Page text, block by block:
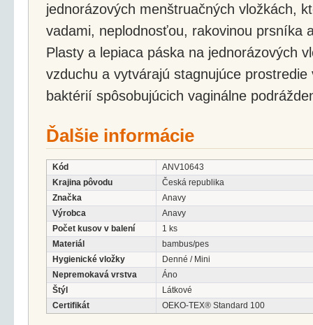
jednorázových menštruačných vložkách,
vadami, neplodnosťou, rakovinou prsníka
Plasty a lepiaca páska na jednorázových
vzduchu a vytvárajú stagnujúce
baktérií spôsobujúcich vaginálne
Ďalšie informácie
Kód
ANV10643
Krajina pôvodu
Česká republika
Značka
Anavy
Výrobca
Anavy
Počet kusov v balení
1 ks
Materiál
bambus/pes
Hygienické vložky
Denné / Mini
Nepremokavá vrstva
Áno
Štýl
Látkové
Certifikát
OEKO-TEX® Standard 100